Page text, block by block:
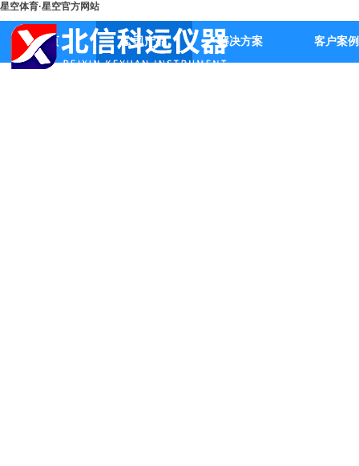
星空体育·星空官方网站
首页 公司产品 解决方案 客户案例